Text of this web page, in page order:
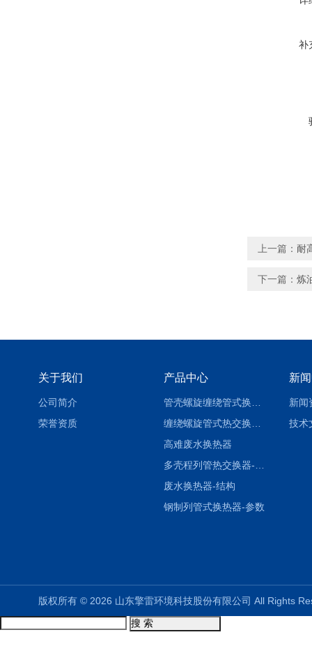
补
上一篇： 耐
下一篇： 炼
关于我们
公司简介
荣誉资质
产品中心
高难废水换热器
废水换热器-结构
钢制列管式换热器-参数
新
新闻
技术
版权所有 © 2026 山东擎雷环境科技股份有限公司 All